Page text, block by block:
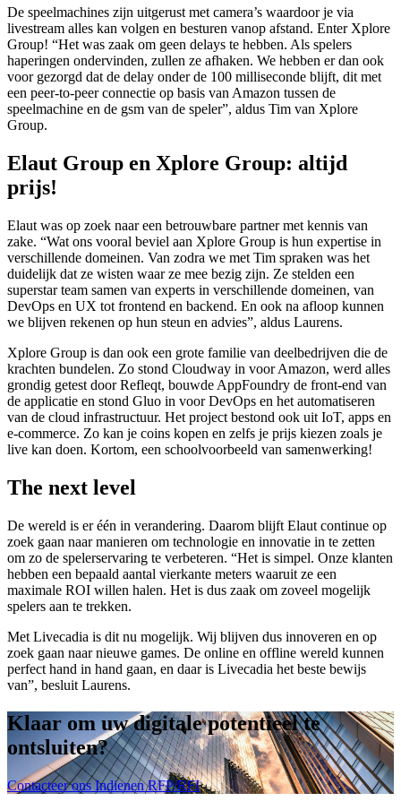
De speelmachines zijn uitgerust met camera’s waardoor je via
livestream alles kan volgen en besturen vanop afstand. Enter Xplore
Group! “Het was zaak om geen delays te hebben. Als spelers
haperingen ondervinden, zullen ze afhaken. We hebben er dan ook
voor gezorgd dat de delay onder de 100 milliseconde blijft, dit met
een peer-to-peer connectie op basis van Amazon tussen de
speelmachine en de gsm van de speler”, aldus Tim van Xplore
Group.
Elaut Group en Xplore Group: altijd
prijs!
Elaut was op zoek naar een betrouwbare partner met kennis van
zake. “Wat ons vooral beviel aan Xplore Group is hun expertise in
verschillende domeinen. Van zodra we met Tim spraken was het
duidelijk dat ze wisten waar ze mee bezig zijn. Ze stelden een
superstar team samen van experts in verschillende domeinen, van
DevOps en UX tot frontend en backend. En ook na afloop kunnen
we blijven rekenen op hun steun en advies”, aldus Laurens.
Xplore Group is dan ook een grote familie van deelbedrijven die de
krachten bundelen. Zo stond Cloudway in voor Amazon, werd alles
grondig getest door Refleqt, bouwde AppFoundry de front-end van
de applicatie en stond Gluo in voor DevOps en het automatiseren
van de cloud infrastructuur. Het project bestond ook uit IoT, apps en
e-commerce. Zo kan je coins kopen en zelfs je prijs kiezen zoals je
live kan doen. Kortom, een schoolvoorbeeld van samenwerking!
The next level
De wereld is er één in verandering. Daarom blijft Elaut continue op
zoek gaan naar manieren om technologie en innovatie in te zetten
om zo de spelerservaring te verbeteren. “Het is simpel. Onze klanten
hebben een bepaald aantal vierkante meters waaruit ze een
maximale ROI willen halen. Het is dus zaak om zoveel mogelijk
spelers aan te trekken.
Met Livecadia is dit nu mogelijk. Wij blijven dus innoveren en op
zoek gaan naar nieuwe games. De online en offline wereld kunnen
perfect hand in hand gaan, en daar is Livecadia het beste bewijs
van”, besluit Laurens.
Klaar om uw digitale potentieel te
ontsluiten?
Contacteer onsIndienen RFP/RFI